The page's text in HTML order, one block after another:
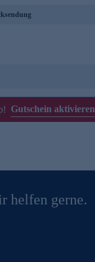
Gutschein aktivieren
helfen gerne.